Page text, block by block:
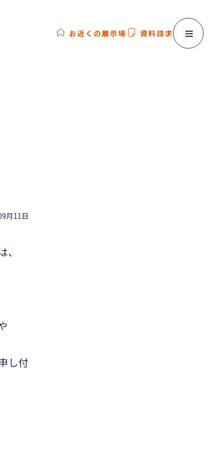
お近くの展示場 資料請求
月11日
し付